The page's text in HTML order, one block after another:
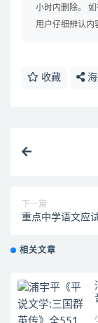
小时内删除。
用户仔细辨认内
收藏 海
下一篇
重点中学语文应
相关文章